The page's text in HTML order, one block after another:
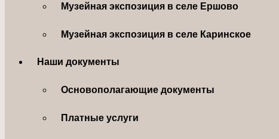
Музейная экспозиция в селе Ершово
Музейная экспозиция в селе Каринское
Наши документы
Основополагающие документы
Платные услуги